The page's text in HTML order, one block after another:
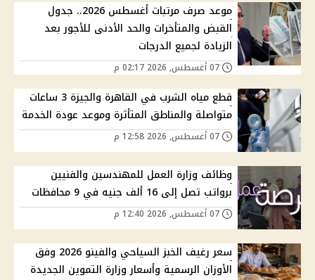
موعد صرف مرتبات أغسطس 2026.. جدول
القبض والمتأخرات والحد الأدنى للأجور بعد
الزيادة لجميع الدرجات
قطع مياه الشرب في القاهرة والجيزة 3 ساعات
متواصلة والمناطق المتأثرة وموعد عودة الخدمة
وظائف وزارة العمل للمهندسين والفنيين
برواتب تصل إلى 16 ألف جنيه في 9 محافظات
سعر رغيف الخبز السياحي والفينو 2026 وفق
الأوزان الرسمية وأسعار وزارة التموين الجديدة